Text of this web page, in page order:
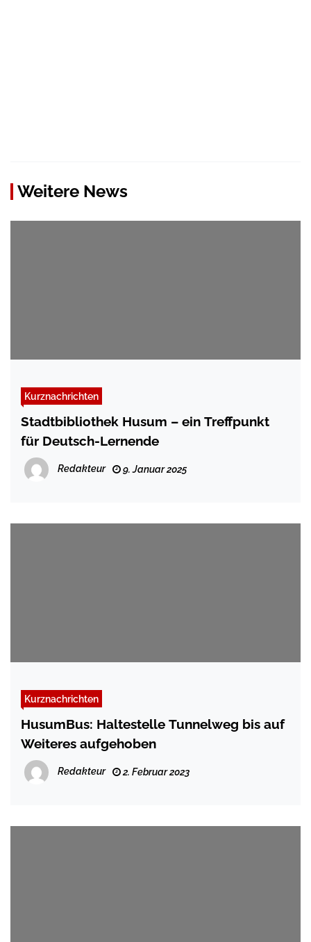
Weitere News
Kurznachrichten
Stadtbibliothek Husum – ein Treffpunkt
für Deutsch-Lernende
Redakteur 9. Januar 2025
Kurznachrichten
HusumBus: Haltestelle Tunnelweg bis auf
Weiteres aufgehoben
Redakteur 2. Februar 2023